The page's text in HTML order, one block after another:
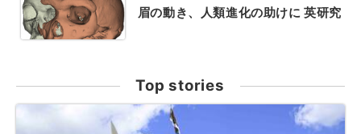
眉の動き、人類進化の助けに 英研究
Top stories